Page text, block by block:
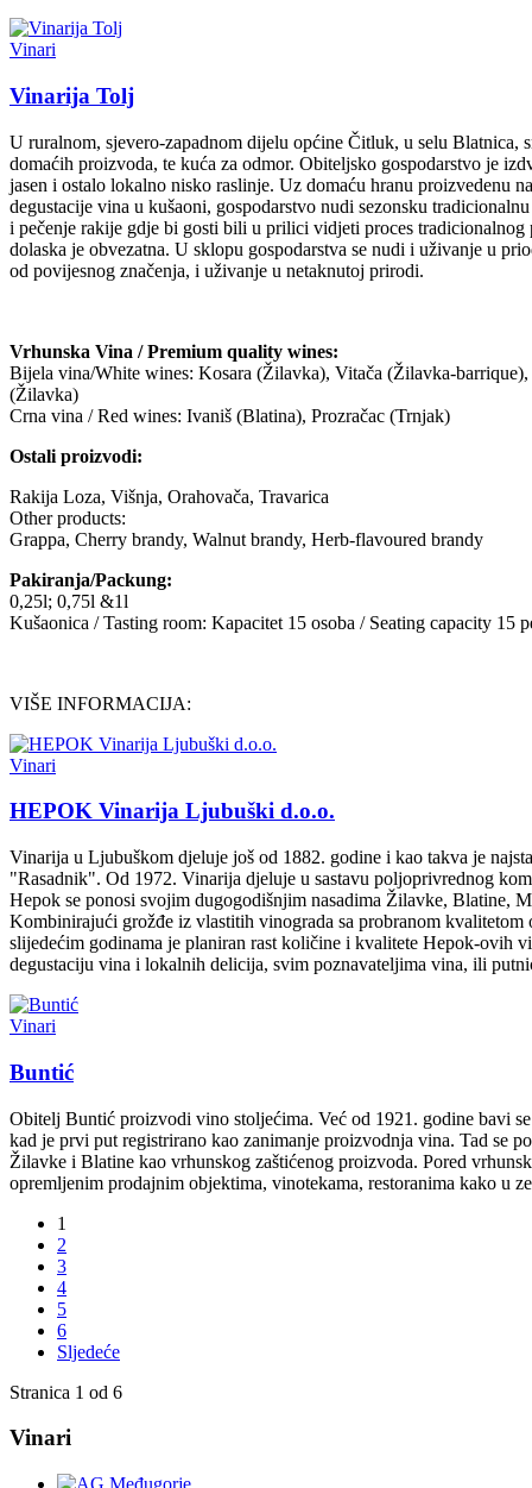
Vinari
Vinarija Tolj
U ruralnom, sjevero-zapadnom dijelu općine Čitluk, u selu Blatnica,
domaćih proizvoda, te kuća za odmor. Obiteljsko gospodarstvo je
jasen i ostalo lokalno nisko raslinje. Uz domaću hranu proizvedenu
degustacije vina u kušaoni, gospodarstvo nudi sezonsku
i pečenje rakije gdje bi gosti bili u prilici vidjeti proces
dolaska je obvezatna. U sklopu gospodarstva se nudi i uživanje u
od povijesnog značenja, i uživanje u netaknutoj prirodi.
Vrhunska Vina / Premium quality wines:
Bijela vina/White wines: Kosara (Žilavka), Vitača (Žilavka-
(Žilavka)
Crna vina / Red wines: Ivaniš (Blatina), Prozračac (Trnjak)
Ostali proizvodi:
Rakija Loza, Višnja, Orahovača, Travarica
Other products:
Grappa, Cherry brandy, Walnut brandy, Herb-flavoured brandy
Pakiranja/Packung:
0,25l; 0,75l &1l
Kušaonica / Tasting room: Kapacitet 15 osoba / Seating capacity 15
VIŠE INFORMACIJA:
Vinari
HEPOK Vinarija Ljubuški d.o.o.
Vinarija u Ljubuškom djeluje još od 1882. godine i kao takva je
"Rasadnik". Od 1972. Vinarija djeluje u sastavu poljoprivrednog
Hepok se ponosi svojim dugogodišnjim nasadima Žilavke, Blatine,
Kombinirajući grožđe iz vlastitih vinograda sa probranom
slijedećim godinama je planiran rast količine i kvalitete Hepok-ovih
degustaciju vina i lokalnih delicija, svim poznavateljima vina, ili
Vinari
Buntić
Obitelj Buntić proizvodi vino stoljećima. Već od 1921. godine bavi
kad je prvi put registrirano kao zanimanje proizvodnja vina. Tad se
Žilavke i Blatine kao vrhunskog zaštićenog proizvoda. Pored
opremljenim prodajnim objektima, vinotekama, restoranima kako u
1
2
3
4
5
6
Sljedeće
Stranica 1 od 6
Vinari